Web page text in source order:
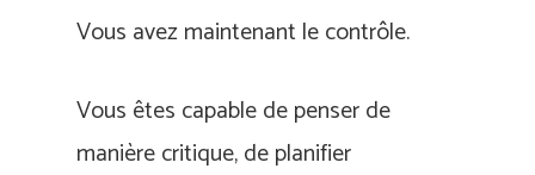
Vous avez maintenant le contrôle.
Vous êtes capable de penser de
manière critique, de planifier